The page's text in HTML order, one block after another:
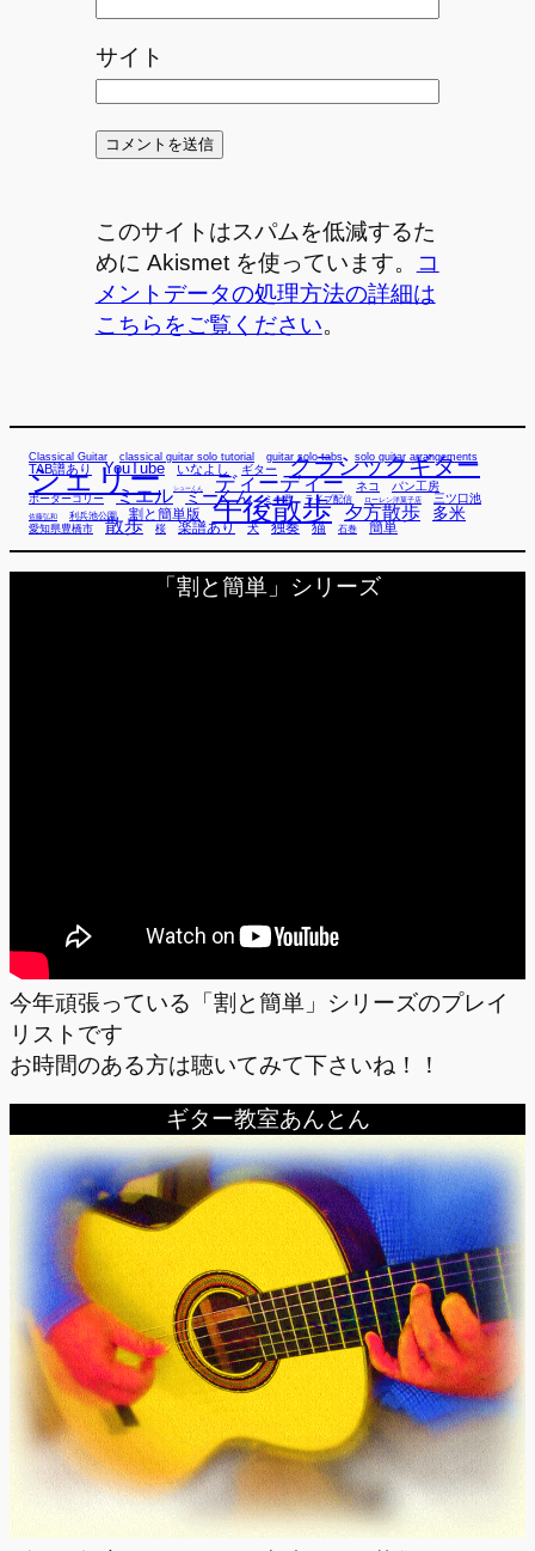
サイト
このサイトはスパムを低減するた
めに Akismet を使っています。
コ
メントデータの処理方法の詳細は
こちらをご覧ください。
Classical Guitar classical guitar solo tutorial guitar solo tabs solo guitar arrangements
TAB譜あり YouTube いなよし ギター クラシックギター
シェリー シューくん ディーディー ネコ パン工房
ボーダーコリー ミエル ミーくん ミー君 ライブ配信 ローレン洋菓子店 三ツ口池
佐藤弘和 利兵池公園 割と簡単版 午後散歩 夕方散歩 多米
愛知県豊橋市 散歩 桜 楽譜あり 犬 独奏 猫 石巻 簡単
「割と簡単」シリーズ
今年頑張っている「割と簡単」シリーズのプレイ
リストです
お時間のある方は聴いてみて下さいね！！
ギター教室あんとん